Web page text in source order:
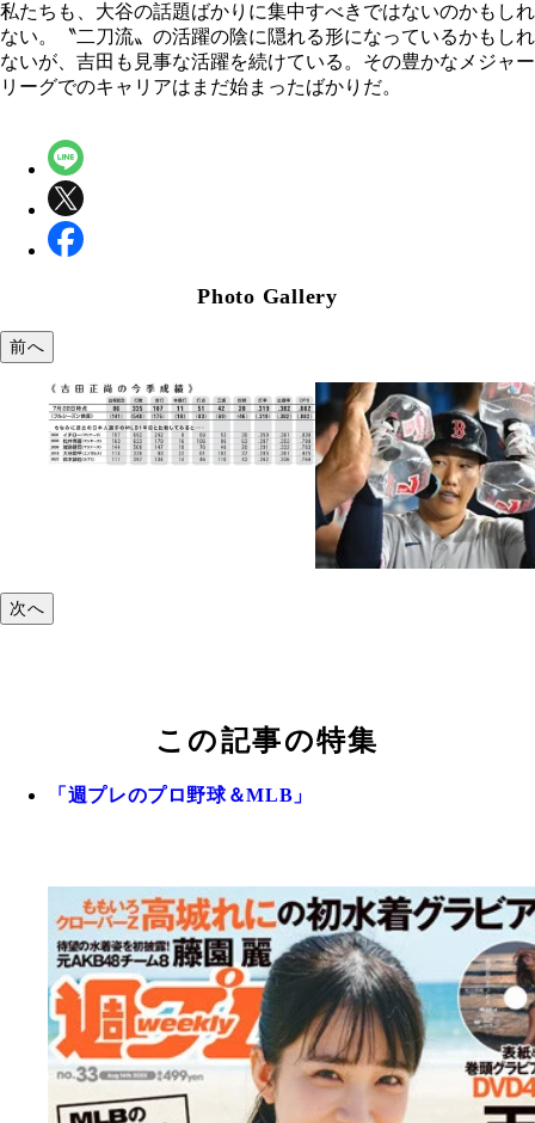
私たちも、大谷の話題ばかりに集中すべきではないのかもしれ
ない。〝二刀流〟の活躍の陰に隠れる形になっているかもしれ
ないが、吉田も見事な活躍を続けている。その豊かなメジャー
リーグでのキャリアはまだ始まったばかりだ。
Photo Gallery
前へ
次へ
この記事の特集
「週プレのプロ野球＆MLB」